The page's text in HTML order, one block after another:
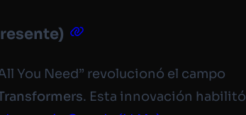
You Need” revolucionó el campo
. Esta innovación habilitó